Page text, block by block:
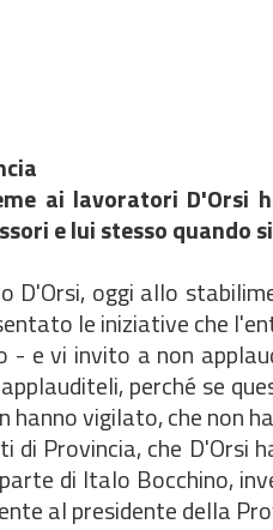
ai lavoratori D'Orsi
e lui stesso quando
D'Orsi, oggi allo
le iniziative che
e vi invito a non
perché se
vigilato, che non
di Provincia, che D'Orsi
di Italo Bocchino,
al presidente della